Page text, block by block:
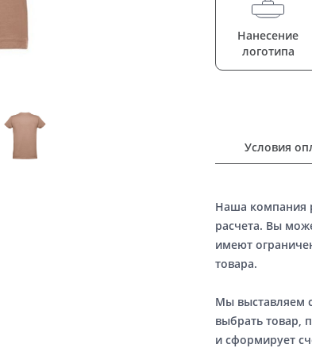
Нанесение
логотипа
Условия
Наша компания
расчета. Вы
имеют
товара.
Мы выставляем
выбрать товар,
и сформирует